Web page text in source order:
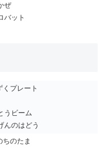
ット
くプレート
ビーム
はどう
ちのたま